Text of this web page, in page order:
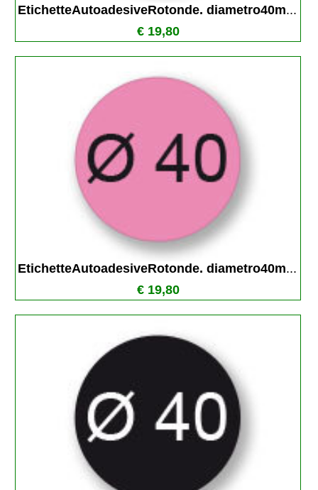
EtichetteAutoadesiveRotonde. diametro40m...
€ 19,80
EtichetteAutoadesiveRotonde. diametro40m...
€ 19,80